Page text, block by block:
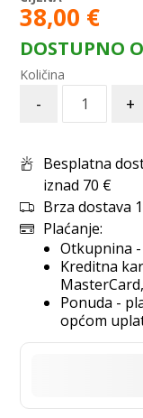
38,00 €
DOSTUPNO
- +
Besplatna
iznad 70 €
Brza dostava
Plaćanje:
Otkupnina
Kreditna
Ponuda -
općom